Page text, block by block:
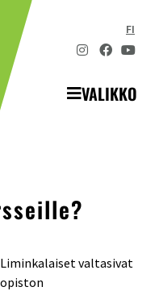
FI
VALIKKO
Liminkalaiset valtasivat
opiston